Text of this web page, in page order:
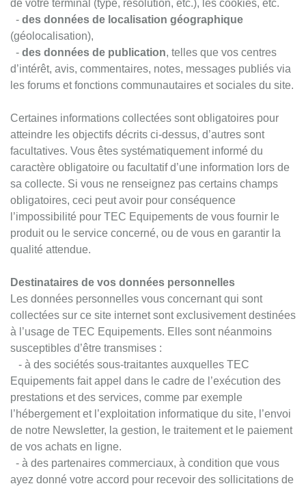
de votre terminal (type, résolution, etc.), les cookies, etc.
- des données de localisation géographique
(géolocalisation),
- des données de publication, telles que vos centres
d’intérêt, avis, commentaires, notes, messages publiés via
les forums et fonctions communautaires et sociales du site.
Certaines informations collectées sont obligatoires pour
atteindre les objectifs décrits ci-dessus, d’autres sont
facultatives. Vous êtes systématiquement informé du
caractère obligatoire ou facultatif d’une information lors de
sa collecte. Si vous ne renseignez pas certains champs
obligatoires, ceci peut avoir pour conséquence
l’impossibilité pour TEC Equipements de vous fournir le
produit ou le service concerné, ou de vous en garantir la
qualité attendue.
Destinataires de vos données personnelles
Les données personnelles vous concernant qui sont
collectées sur ce site internet sont exclusivement destinées
à l’usage de TEC Equipements. Elles sont néanmoins
susceptibles d’être transmises :
- à des sociétés sous-traitantes auxquelles TEC
Equipements fait appel dans le cadre de l’exécution des
prestations et des services, comme par exemple
l’hébergement et l’exploitation informatique du site, l’envoi
de notre Newsletter, la gestion, le traitement et le paiement
de vos achats en ligne.
- à des partenaires commerciaux, à condition que vous
ayez donné votre accord pour recevoir des sollicitations de